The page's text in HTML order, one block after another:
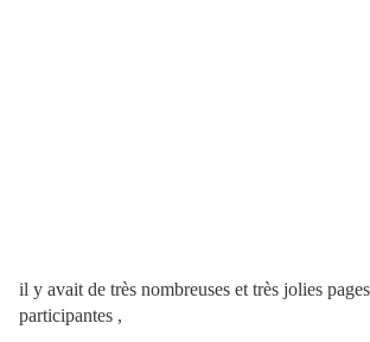
il y avait de très nombreuses et très jolies
participantes ,